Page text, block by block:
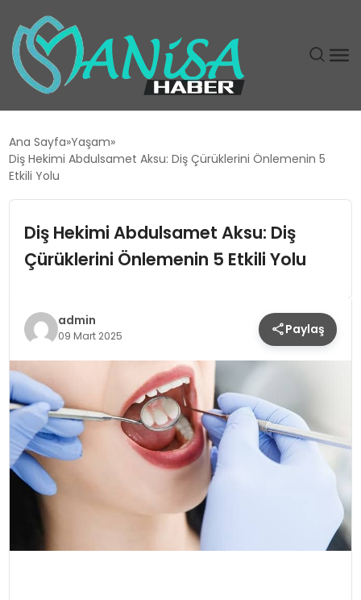
EĞITIM
GÜNDEM
SIYASET
SPOR
TEKNOLOJI
YAŞAM
Ana Sayfa Yaşam
Diş Hekimi Abdulsamet Aksu: Diş Çürüklerini Önlemenin 5
Etkili Yolu
Diş Hekimi Abdulsamet Aksu: Diş
Çürüklerini Önlemenin 5 Etkili Yolu
admin
09 Mart 2025 Paylaş